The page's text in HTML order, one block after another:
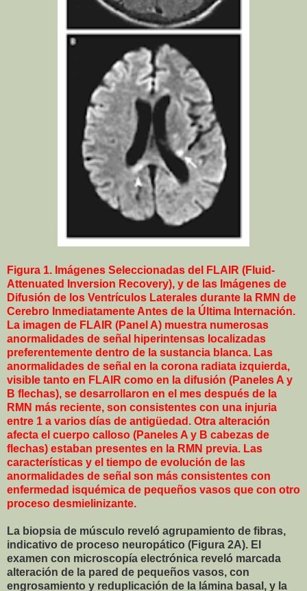
Figura 1. Imágenes Seleccionadas del FLAIR (Fluid-
Attenuated Inversion Recovery), y de las Imágenes de
Difusión de los Ventrículos Laterales durante la RMN de
Cerebro Inmediatamente Antes de la Última Internación.
La imagen de FLAIR (Panel A) muestra numerosas
anormalidades de señal hiperintensas localizadas
preferentemente dentro de la sustancia blanca. Las
anormalidades de señal en la corona radiata izquierda,
visible tanto en FLAIR como en la difusión (Paneles A y
B flechas), se desarrollaron en el mes después de la
RMN más reciente, son consistentes con una injuria
entre 1 a varios días de antigüedad. Otra alteración
afecta el cuerpo calloso (Paneles A y B cabezas de
flechas) estaban presentes en la RMN previa. Las
características y el tiempo de evolución de las
anormalidades de señal son más consistentes con
enfermedad isquémica de pequeños vasos que con otro
proceso desmielinizante.
La biopsia de músculo reveló agrupamiento de fibras,
indicativo de proceso neuropático (Figura 2A). El
examen con microscopía electrónica reveló marcada
alteración de la pared de pequeños vasos, con
engrosamiento y reduplicación de la lámina basal, y la